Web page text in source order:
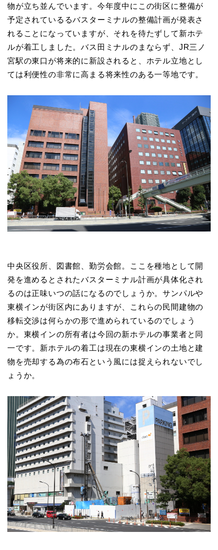
物が立ち並んでいます。今年度中にこの街区に整備が
予定されているるバスターミナルの整備計画が発表さ
れることになっていますが、それを待たずして新ホテ
ルが着工しました。バス田ミナルのまならず、JR三ノ
宮駅の東口が将来的に新設されると、ホテル立地とし
ては利便性の非常に高まる将来性のある一等地です。
中央区役所、図書館、勤労会館。ここを種地として開
発を進めるとされたバスターミナル計画が具体化され
るのは正味いつの話になるのでしょうか。サンパルや
東横インが街区内にありますが、これらの民間建物の
移転交渉は何らかの形で進められているのでしょう
か。東横インの所有者は今回の新ホテルの事業者と同
一です。新ホテルの着工は現在の東横インの土地と建
物を売却する為の布石という風には捉えられないでし
ょうか。